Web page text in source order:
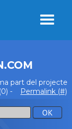
part del projecte
- Permalink (#)